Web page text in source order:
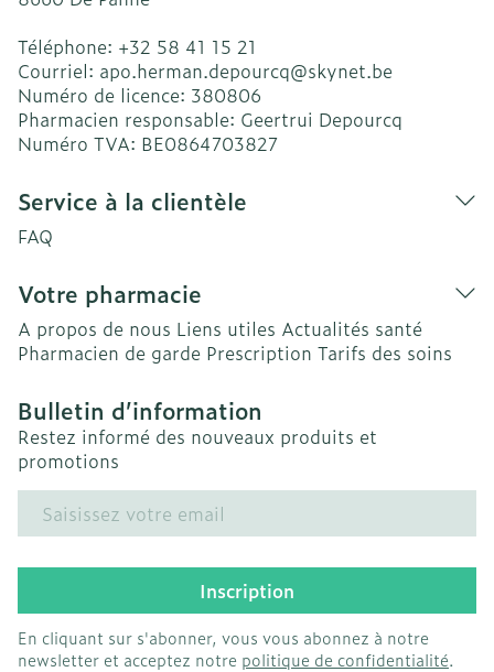
Téléphone: +32 58 41 15 21
Courriel: apo.herman.depourcq@skynet.be
Numéro de licence: 380806
Pharmacien responsable: Geertrui Depourcq
Numéro TVA: BE0864703827
Service à la clientèle
FAQ
Votre pharmacie
A propos de nous Liens utiles Actualités santé
Pharmacien de garde Prescription Tarifs des soins
Bulletin d’information
Restez informé des nouveaux produits et
promotions
Adresse mail
Inscription
En cliquant sur s'abonner, vous vous abonnez à notre
newsletter et acceptez notre politique de confidentialité.